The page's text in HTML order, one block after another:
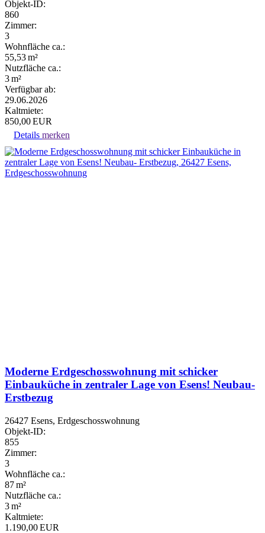
Objekt-ID:
860
Zimmer:
3
Wohnfläche ca.:
55,53 m²
Nutzfläche ca.:
3 m²
Verfügbar ab:
29.06.2026
Kaltmiete:
850,00 EUR
Details merken
Moderne Erdgeschosswohnung mit schicker
Einbauküche in zentraler Lage von Esens! Neubau-
Erstbezug
26427 Esens, Erdgeschosswohnung
Objekt-ID:
855
Zimmer:
3
Wohnfläche ca.:
87 m²
Nutzfläche ca.:
3 m²
Kaltmiete:
1.190,00 EUR